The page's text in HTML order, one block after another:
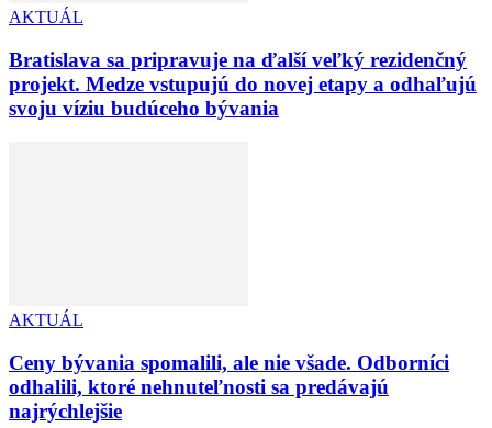
AKTUÁL
Bratislava sa pripravuje na ďalší veľký rezidenčný
projekt. Medze vstupujú do novej etapy a odhaľujú
svoju víziu budúceho bývania
AKTUÁL
Ceny bývania spomalili, ale nie všade. Odborníci
odhalili, ktoré nehnuteľnosti sa predávajú
najrýchlejšie